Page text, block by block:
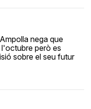
nega que
l'octubre però es
sobre el seu futur